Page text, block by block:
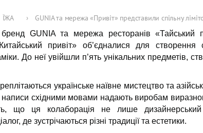
ЇЖА › GUNIA та мережа «Привіт» представили спільну
бренд GUNIA та мережа ресторанів «Тайський
привіт» об’єдналися для створення
До неї увійшли п’ять унікальних предметів,
українське наївне мистецтво та
написи східними мовами надають виробам
що ця колаборація не лише
де зустрічаються різні традиції та естетики.